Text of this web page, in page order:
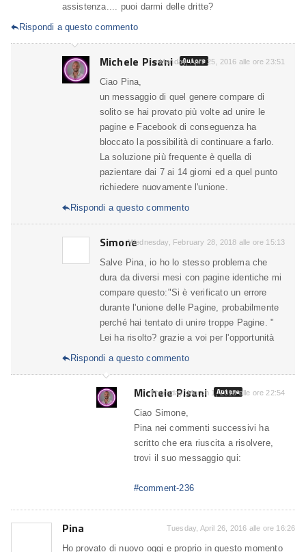
assistenza.... puoi darmi delle dritte?
Rispondi a questo commento
Michele Pisani Autore
Monday, April 25, 2016 alle ore 23:51
Ciao Pina,
un messaggio di quel genere compare di
solito se hai provato più volte ad unire le
pagine e Facebook di conseguenza ha
bloccato la possibilità di continuare a farlo.
La soluzione più frequente è quella di
pazientare dai 7 ai 14 giorni ed a quel punto
richiedere nuovamente l'unione.
Rispondi a questo commento
SimoneWednesday, February 28, 2018 alle ore 15:13
Salve Pina, io ho lo stesso problema che
dura da diversi mesi con pagine identiche mi
compare questo:"Si è verificato un errore
durante l'unione delle Pagine, probabilmente
perché hai tentato di unire troppe Pagine. "
Lei ha risolto? grazie a voi per l'opportunità
Rispondi a questo commento
Michele Pisani Autore
Thursday, March 1, 2018 alle ore 22:54
Ciao Simone,
Pina nei commenti successivi ha
scritto che era riuscita a risolvere,
trovi il suo messaggio qui:
#comment-236
Pina Tuesday, April 26, 2016 alle ore 16:26
Ho provato di nuovo oggi e proprio in questo momento